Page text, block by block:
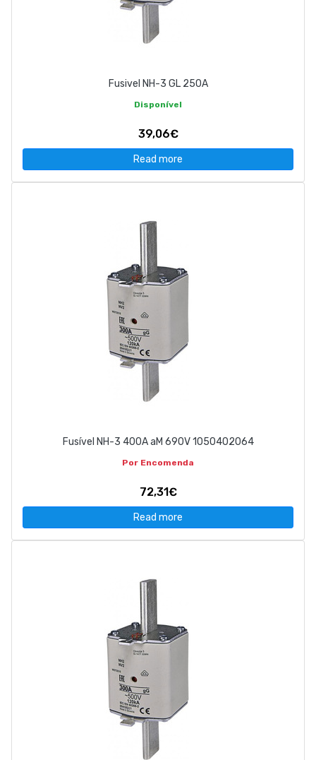
Fusivel NH-3 GL 250A
Disponível
39,06€
Read more
Fusível NH-3 400A aM 690V 1050402064
Por Encomenda
72,31€
Read more